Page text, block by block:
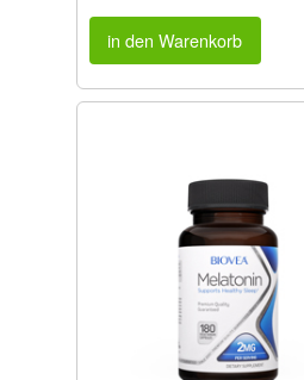
in den Warenkorb